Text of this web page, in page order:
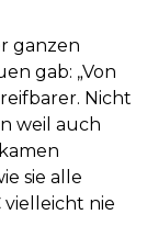
ganzen
gab: „Von
Nicht
weil auch
sie alle
vielleicht nie